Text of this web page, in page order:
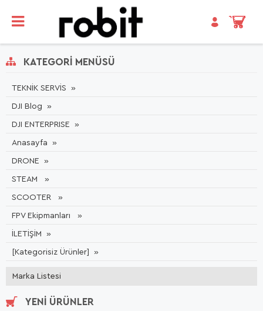
KATEGORI MENÜSÜ
TEKNİK SERVİS
DJI Blog
DJI ENTERPRISE
Anasayfa
DRONE
STEAM
SCOOTER
FPV Ekipmanları
İLETİŞİM
[Kategorisiz Ürünler]
Marka Listesi
YENI ÜRÜNLER